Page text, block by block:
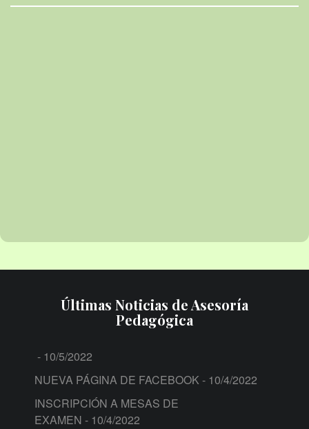
Últimas Noticias de Asesoría
Pedagógica
- 10/5/2022
NUEVA PÁGINA DE FACEBOOK - 10/4/2022
INSCRIPCIÓN A MESAS DE
EXAMEN - 10/4/2022